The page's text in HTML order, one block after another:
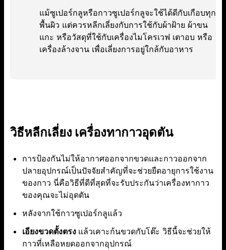
แม้ซูเปอร์กลูหรือกาวซูเปอร์กลูจะใช้ได้ดีกับเกือบทุก
พื้นผิว แต่ควรหลีกเลี่ยงกับการใช้กับผ้าฝ้าย ผ้าขน
แกะ หรือวัสดุที่ใช้กับเครื่องไมโครเวฟ เตาอบ หรือ
เครื่องล้างจาน เพื่อเลี่ยงการอยู่ใกล้กับอาหาร
วิธีหลีกเลี่ยง เครื่องทากาวอุดตัน
การป้องกันไม่ให้อากาศออกจากขวดและกาวออกจาก
ปลายอุปกรณ์เป็นปัจจัยสำคัญที่จะช่วยยืดอายุการใช้งาน
ของกาว นี่คือวิธีที่ดีที่สุดที่จะรับประกันว่าเครื่องทากาว
ของคุณจะไม่อุดตัน
หลังจากใช้กาวซูเปอร์กลูแล้ว
เอียงขวดตั้งตรง แล้วเคาะก้นขวดกับโต๊ะ วิธีนี้จะช่วยให้
กาวที่เหลือหยดออกจากอุปกรณ์